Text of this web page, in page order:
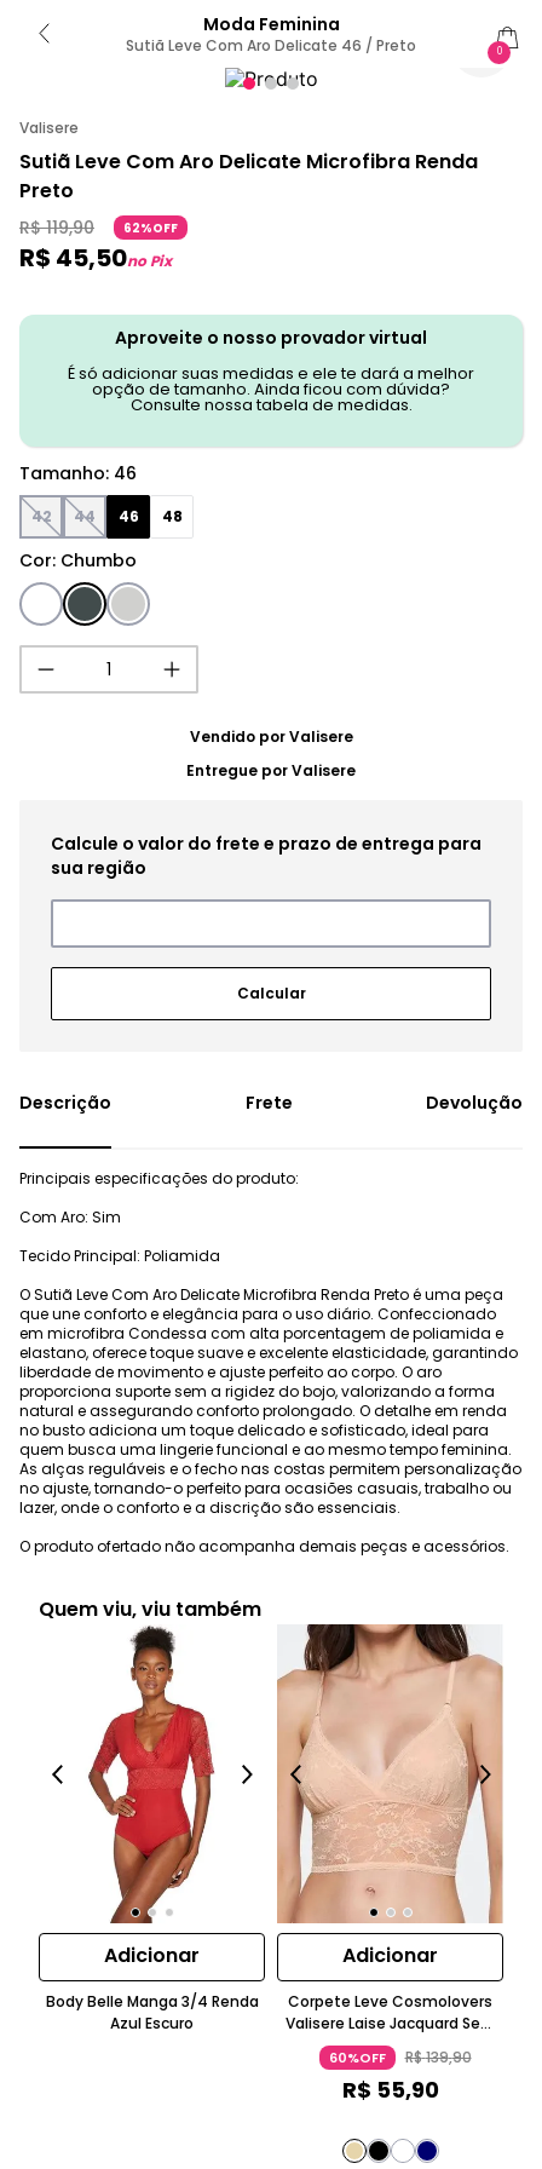
Moda Feminina
Sutiã Leve Com Aro Delicate 46 / Preto 0
Valisere
Sutiã Leve Com Aro Delicate Microfibra Renda
Preto
R$ 119,90 62%OFF
R$ 45,50no Pix
Aproveite o nosso provador virtual
É só adicionar suas medidas e ele te dará a melhor
opção de tamanho. Ainda ficou com dúvida?
Consulte nossa tabela de medidas.
Cor: Chumbo
Tamanho: 46
42 44 46 48
Vendido porValisere
Entregue porValisere
Frete Devolução
Principais especificações do produto:
Com Aro: Sim
Tecido Principal: Poliamida
O Sutiã Leve Com Aro Delicate Microfibra Renda Preto é uma peça
que une conforto e elegância para o uso diário. Confeccionado
em microfibra Condessa com alta porcentagem de poliamida e
elastano, oferece toque suave e excelente elasticidade, garantindo
liberdade de movimento e ajuste perfeito ao corpo. O aro
proporciona suporte sem a rigidez do bojo, valorizando a forma
natural e assegurando conforto prolongado. O detalhe em renda
no busto adiciona um toque delicado e sofisticado, ideal para
quem busca uma lingerie funcional e ao mesmo tempo feminina.
As alças reguláveis e o fecho nas costas permitem personalização
no ajuste, tornando-o perfeito para ocasiões casuais, trabalho ou
lazer, onde o conforto e a discrição são essenciais.
O produto ofertado não acompanha demais peças e acessórios.
Quem viu, viu também
Adicionar
Body Belle Manga 3/4 Renda
Azul Escuro
Adicionar
Corpete Leve Cosmolovers
Valisere Laise Jacquard Sem
Manga Azul Escuro
60%OFF R$139,90
R$ 55,90